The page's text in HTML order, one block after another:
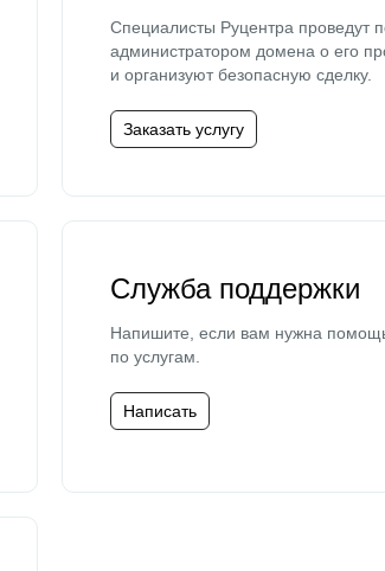
Специалисты Руцентра проведут
администратором домена о его
и организуют безопасную сделку.
Заказать услугу
Служба поддержки
Напишите, если вам нужна
по услугам.
Написать